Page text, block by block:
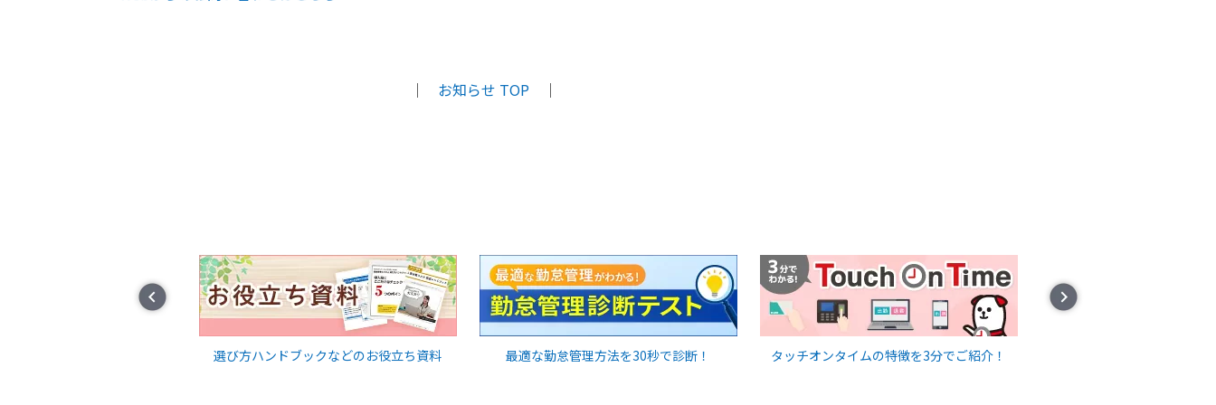
｜ お知らせ TOP ｜
選び方ハンドブックなどのお役立ち資料 最適な勤怠管理方法を30秒で診断！ タッチオンタイムの特徴を3分でご紹介！